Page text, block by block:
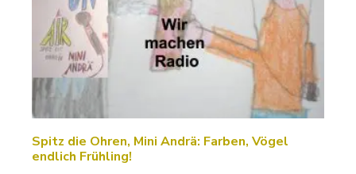
Spitz die Ohren, Mini Andrä: Farben, Vögel
endlich Frühling!